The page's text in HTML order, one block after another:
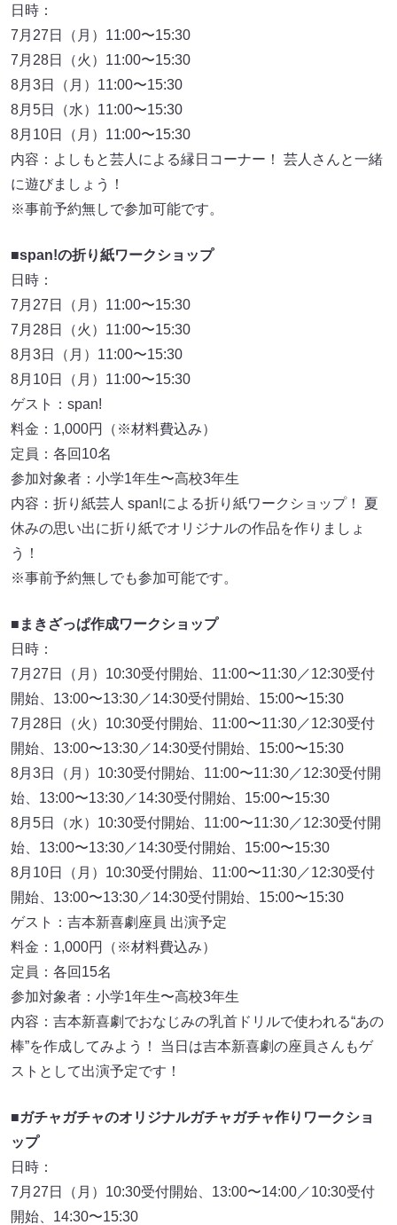
日時：
7月27日（月）11:00〜15:30
7月28日（火）11:00〜15:30
8月3日（月）11:00〜15:30
8月5日（水）11:00〜15:30
8月10日（月）11:00〜15:30
内容：よしもと芸人による縁日コーナー！ 芸人さんと一緒
に遊びましょう！
※事前予約無しで参加可能です。
■span!の折り紙ワークショップ
日時：
7月27日（月）11:00〜15:30
7月28日（火）11:00〜15:30
8月3日（月）11:00〜15:30
8月10日（月）11:00〜15:30
ゲスト：span!
料金：1,000円（※材料費込み）
定員：各回10名
参加対象者：小学1年生〜高校3年生
内容：折り紙芸人 span!による折り紙ワークショップ！ 夏
休みの思い出に折り紙でオリジナルの作品を作りましょ
う！
※事前予約無しでも参加可能です。
■ まきざっぱ作成ワークショップ
日時：
7月27日（月）10:30受付開始、11:00〜11:30／12:30受付
開始、13:00〜13:30／14:30受付開始、15:00〜15:30
7月28日（火）10:30受付開始、11:00〜11:30／12:30受付
開始、13:00〜13:30／14:30受付開始、15:00〜15:30
8月3日（月）10:30受付開始、11:00〜11:30／12:30受付開
始、13:00〜13:30／14:30受付開始、15:00〜15:30
8月5日（水）10:30受付開始、11:00〜11:30／12:30受付開
始、13:00〜13:30／14:30受付開始、15:00〜15:30
8月10日（月）10:30受付開始、11:00〜11:30／12:30受付
開始、13:00〜13:30／14:30受付開始、15:00〜15:30
ゲスト：吉本新喜劇座員 出演予定
料金：1,000円（※材料費込み）
定員：各回15名
参加対象者：小学1年生〜高校3年生
内容：吉本新喜劇でおなじみの乳首ドリルで使われる“あの
棒”を作成してみよう！ 当日は吉本新喜劇の座員さんもゲ
ストとして出演予定です！
■ガチャガチャのオリジナルガチャガチャ作りワークショ
ップ
日時：
7月27日（月）10:30受付開始、13:00〜14:00／10:30受付
開始、14:30〜15:30